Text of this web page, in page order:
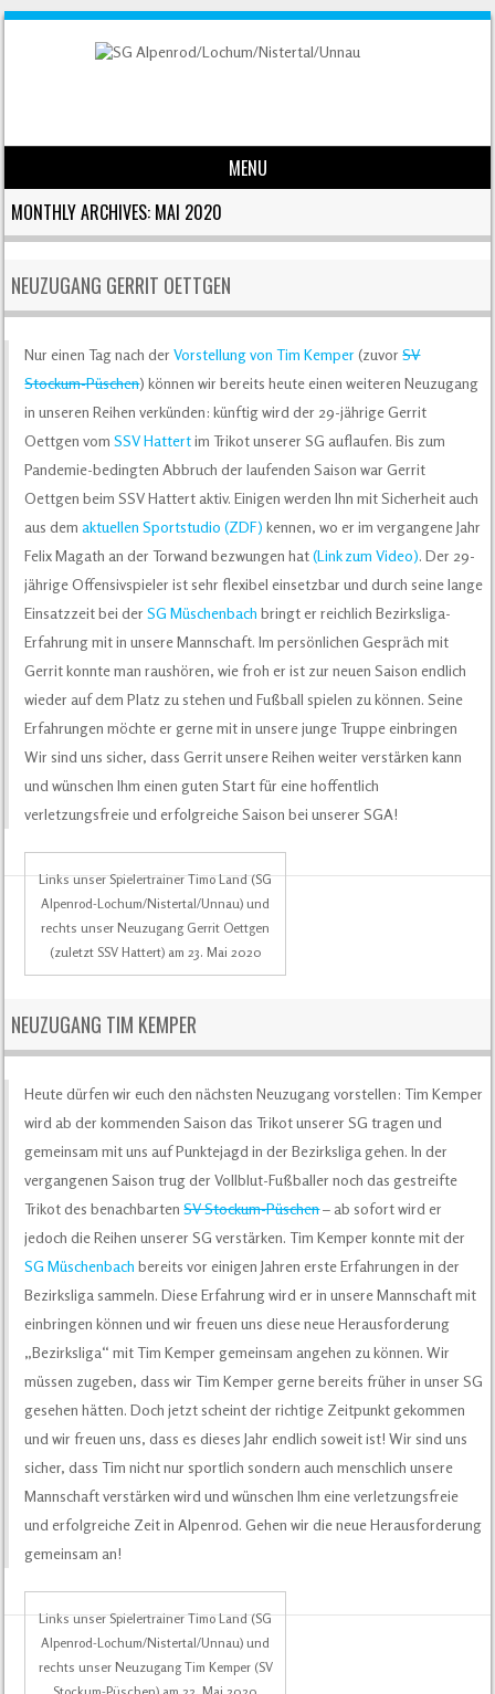
MENU
Skip to content
MONTHLY ARCHIVES: MAI 2020
NEUZUGANG GERRIT OETTGEN
Nur einen Tag nach derVorstellung von Tim Kemper(zuvorSV
Stockum-Püschen) können wir bereits heute einen weiteren Neuzugang
in unseren Reihen verkünden: künftig wird der 29-jährige Gerrit
Oettgen vomSSV Hattertim Trikot unserer SG auflaufen. Bis zum
Pandemie-bedingten Abbruch der laufenden Saison war Gerrit
Oettgen beim SSV Hattert aktiv. Einigen werden Ihn mit Sicherheit auch
aus demaktuellen Sportstudio (ZDF) kennen, wo er im vergangene Jahr
Felix Magath an der Torwand bezwungen hat(Link zum Video). Der 29-
jährige Offensivspieler ist sehr flexibel einsetzbar und durch seine lange
Einsatzzeit bei derSG Müschenbach bringt er reichlich Bezirksliga-
Erfahrung mit in unsere Mannschaft. Im persönlichen Gespräch mit
Gerrit konnte man raushören, wie froh er ist zur neuen Saison endlich
wieder auf dem Platz zu stehen und Fußball spielen zu können. Seine
Erfahrungen möchte er gerne mit in unsere junge Truppe einbringen
Wir sind uns sicher, dass Gerrit unsere Reihen weiter verstärken kann
und wünschen Ihm einen guten Start für eine hoffentlich
verletzungsfreie und erfolgreiche Saison bei unserer SGA!
Links unser Spielertrainer Timo Land (SG
Alpenrod-Lochum/Nistertal/Unnau) und
rechts unser Neuzugang Gerrit Oettgen
(zuletzt SSV Hattert) am 23. Mai 2020
NEUZUGANG TIM KEMPER
Heute dürfen wir euch den nächsten Neuzugang vorstellen: Tim Kemper
wird ab der kommenden Saison das Trikot unserer SG tragen und
gemeinsam mit uns auf Punktejagd in der Bezirksliga gehen. In der
vergangenen Saison trug der Vollblut-Fußballer noch das gestreifte
Trikot des benachbartenSV Stockum-Püschen– ab sofort wird er
jedoch die Reihen unserer SG verstärken. Tim Kemper konnte mit der
SG Müschenbach bereits vor einigen Jahren erste Erfahrungen in der
Bezirksliga sammeln. Diese Erfahrung wird er in unsere Mannschaft mit
einbringen können und wir freuen uns diese neue Herausforderung
„Bezirksliga“ mit Tim Kemper gemeinsam angehen zu können. Wir
müssen zugeben, dass wir Tim Kemper gerne bereits früher in unser SG
gesehen hätten. Doch jetzt scheint der richtige Zeitpunkt gekommen
und wir freuen uns, dass es dieses Jahr endlich soweit ist! Wir sind uns
sicher, dass Tim nicht nur sportlich sondern auch menschlich unsere
Mannschaft verstärken wird und wünschen Ihm eine verletzungsfreie
und erfolgreiche Zeit in Alpenrod. Gehen wir die neue Herausforderung
gemeinsam an!
Links unser Spielertrainer Timo Land (SG
Alpenrod-Lochum/Nistertal/Unnau) und
rechts unser Neuzugang Tim Kemper (SV